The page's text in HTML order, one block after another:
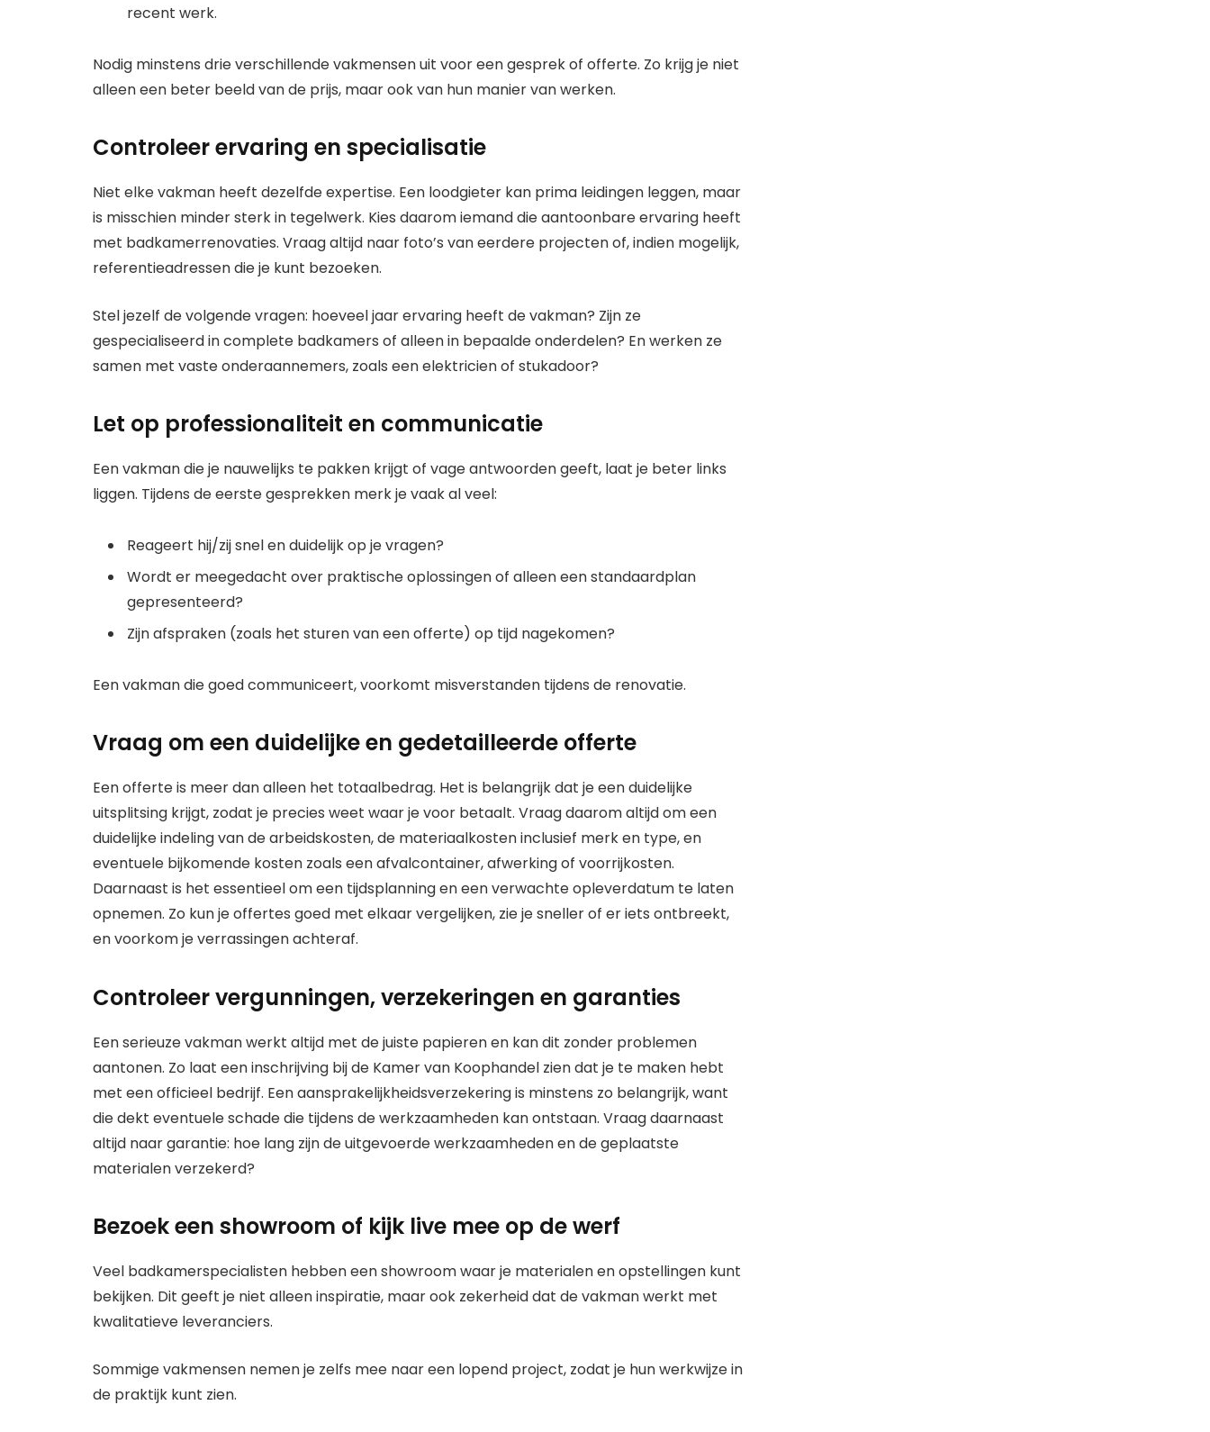
recent werk.
Nodig minstens drie verschillende vakmensen uit voor een gesprek of offerte. Zo krijg je niet
alleen een beter beeld van de prijs, maar ook van hun manier van werken.
Controleer ervaring en specialisatie
Niet elke vakman heeft dezelfde expertise. Een loodgieter kan prima leidingen leggen, maar
is misschien minder sterk in tegelwerk. Kies daarom iemand die aantoonbare ervaring heeft
met badkamerrenovaties. Vraag altijd naar foto’s van eerdere projecten of, indien mogelijk,
referentieadressen die je kunt bezoeken.
Stel jezelf de volgende vragen: hoeveel jaar ervaring heeft de vakman? Zijn ze
gespecialiseerd in complete badkamers of alleen in bepaalde onderdelen? En werken ze
samen met vaste onderaannemers, zoals een elektricien of stukadoor?
Let op professionaliteit en communicatie
Een vakman die je nauwelijks te pakken krijgt of vage antwoorden geeft, laat je beter links
liggen. Tijdens de eerste gesprekken merk je vaak al veel:
Reageert hij/zij snel en duidelijk op je vragen?
Wordt er meegedacht over praktische oplossingen of alleen een standaardplan
gepresenteerd?
Zijn afspraken (zoals het sturen van een offerte) op tijd nagekomen?
Een vakman die goed communiceert, voorkomt misverstanden tijdens de renovatie.
Vraag om een duidelijke en gedetailleerde offerte
Een offerte is meer dan alleen het totaalbedrag. Het is belangrijk dat je een duidelijke
uitsplitsing krijgt, zodat je precies weet waar je voor betaalt. Vraag daarom altijd om een
duidelijke indeling van de arbeidskosten, de materiaalkosten inclusief merk en type, en
eventuele bijkomende kosten zoals een afvalcontainer, afwerking of voorrijkosten.
Daarnaast is het essentieel om een tijdsplanning en een verwachte opleverdatum te laten
opnemen. Zo kun je offertes goed met elkaar vergelijken, zie je sneller of er iets ontbreekt,
en voorkom je verrassingen achteraf.
Controleer vergunningen, verzekeringen en garanties
Een serieuze vakman werkt altijd met de juiste papieren en kan dit zonder problemen
aantonen. Zo laat een inschrijving bij de Kamer van Koophandel zien dat je te maken hebt
met een officieel bedrijf. Een aansprakelijkheidsverzekering is minstens zo belangrijk, want
die dekt eventuele schade die tijdens de werkzaamheden kan ontstaan. Vraag daarnaast
altijd naar garantie: hoe lang zijn de uitgevoerde werkzaamheden en de geplaatste
materialen verzekerd?
Bezoek een showroom of kijk live mee op de werf
Veel badkamerspecialisten hebben een showroom waar je materialen en opstellingen kunt
bekijken. Dit geeft je niet alleen inspiratie, maar ook zekerheid dat de vakman werkt met
kwalitatieve leveranciers.
Sommige vakmensen nemen je zelfs mee naar een lopend project, zodat je hun werkwijze in
de praktijk kunt zien.